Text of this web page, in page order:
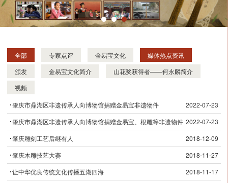
全部 专家点评 金易宝文化
媒体热点资讯
颁发
金易宝文化简介
山花奖获得者——何永麟简介
视频
2022-07-23
肇庆市鼎湖区非遗传承人向博物馆捐赠金易宝非遗物件
2022-07-23
肇庆市鼎湖区非遗传承人向博物馆捐赠金易宝、根雕等非遗物件
2018-12-09
肇庆雕刻工艺后继有人
2018-11-27
肇庆木雕技艺大赛
2018-11-17
让中华优良传统文化传播五湖四海